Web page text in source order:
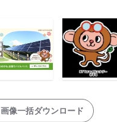
画像一括ダウンロード